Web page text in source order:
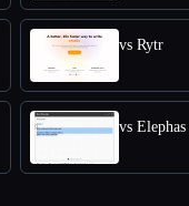
vs Rytr
vs Elephas